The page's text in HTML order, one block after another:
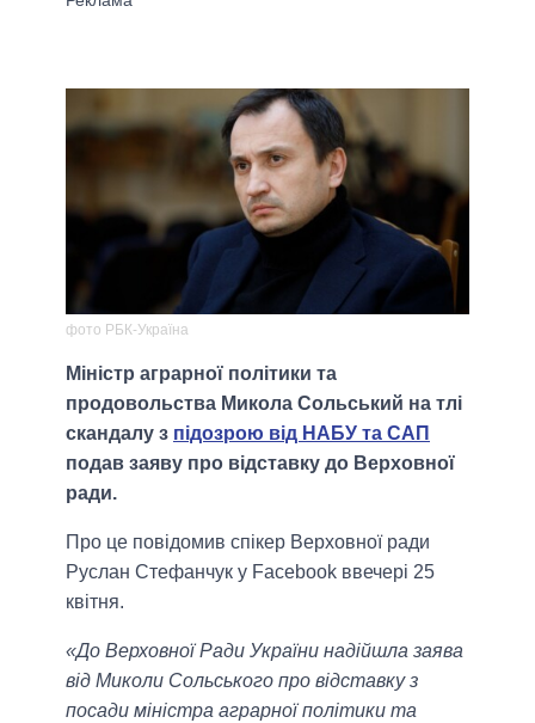
фото РБК-Україна
Міністр аграрної політики та
продовольства Микола Сольський на тлі
скандалу з підозрою від НАБУ та САП
подав заяву про відставку до Верховної
ради.
Про це повідомив спікер Верховної ради
Руслан Стефанчук у Facebook ввечері 25
квітня.
«До Верховної Ради України надійшла заява
від Миколи Сольського про відставку з
посади міністра аграрної політики та